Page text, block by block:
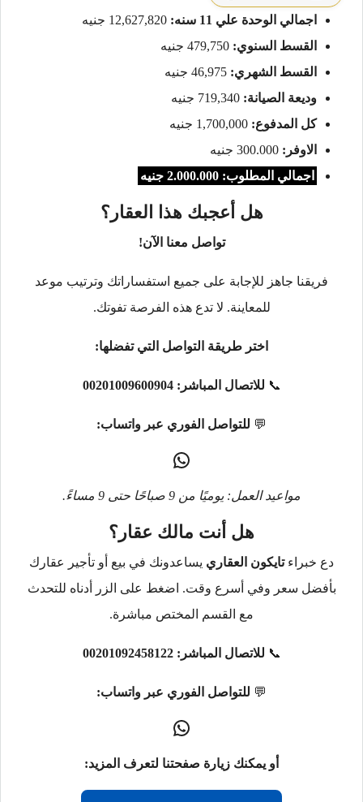
اجمالي الوحدة علي 11 سنه:
القسط السنوي:
القسط الشهري:
وديعة الصيانة:
كل المدفوع:
الاوفر:
اجمالي المطلوب: 2.000.000 جنيه
هل أعجبك هذا العقار؟
تواصل معنا الآن!
فريقنا جاهز للإجابة على جميع استفساراتك وترتيب موعد
للمعاينة. لا تدع هذه الفرصة تفوتك.
اختر طريقة التواصل التي تفضلها:
📞 للاتصال المباشر: 00201009600904
💬 للتواصل الفوري عبر واتساب:
مواعيد العمل: يوميًا من 9 صباحًا حتى 9 مساءً.
هل أنت مالك عقار؟
دع خبراءتايكون العقاري يساعدونك في بيع أو تأجير عقارك
بأفضل سعر وفي أسرع وقت. اضغط على الزر أدناه للتحدث
مع القسم المختص مباشرة.
📞 للاتصال المباشر: 00201092458122
💬 للتواصل الفوري عبر واتساب:
أو يمكنك زيارة صفحتنا لتعرف المزيد: